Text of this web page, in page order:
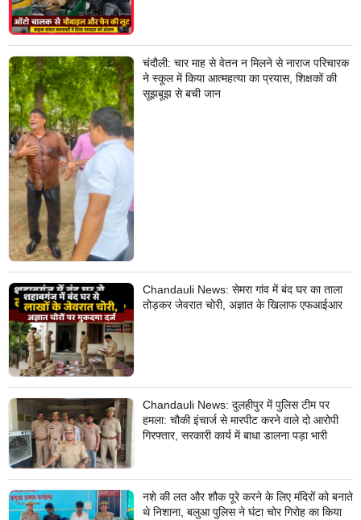
चंदौली: चार माह से वेतन न मिलने से नाराज परिचारक
ने स्कूल में किया आत्महत्या का प्रयास, शिक्षकों की
सूझबूझ से बची जान
Chandauli News: सेमरा गांव में बंद घर का ताला
तोड़कर जेवरात चोरी, अज्ञात के खिलाफ एफआईआर
Chandauli News: दुलहीपुर में पुलिस टीम पर
हमला: चौकी इंचार्ज से मारपीट करने वाले दो आरोपी
गिरफ्तार, सरकारी कार्य में बाधा डालना पड़ा भारी
नशे की लत और शौक पूरे करने के लिए मंदिरों को बनाते
थे निशाना, बलुआ पुलिस ने घंटा चोर गिरोह का किया